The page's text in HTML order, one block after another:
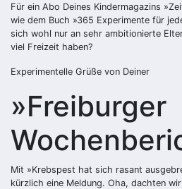
Für ein Abo Deines Kindermagazins
wie dem Buch »365 Experimente für
sich wohl nur an sehr ambitionierte
viel Freizeit haben?
Experimentelle Grüße von Deiner
»Freiburger
Mit »Krebspest hat sich rasant
kürzlich eine Meldung. Oha, dachten